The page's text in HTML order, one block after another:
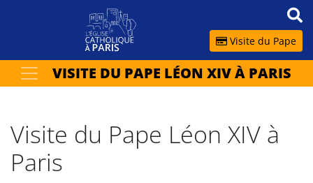
Visite du Pape
Votre recherche OK
VISITE DU PAPE LÉON XIV À PARIS
Visite du Pape Léon XIV à
Paris
Panneau de gestion des cookies